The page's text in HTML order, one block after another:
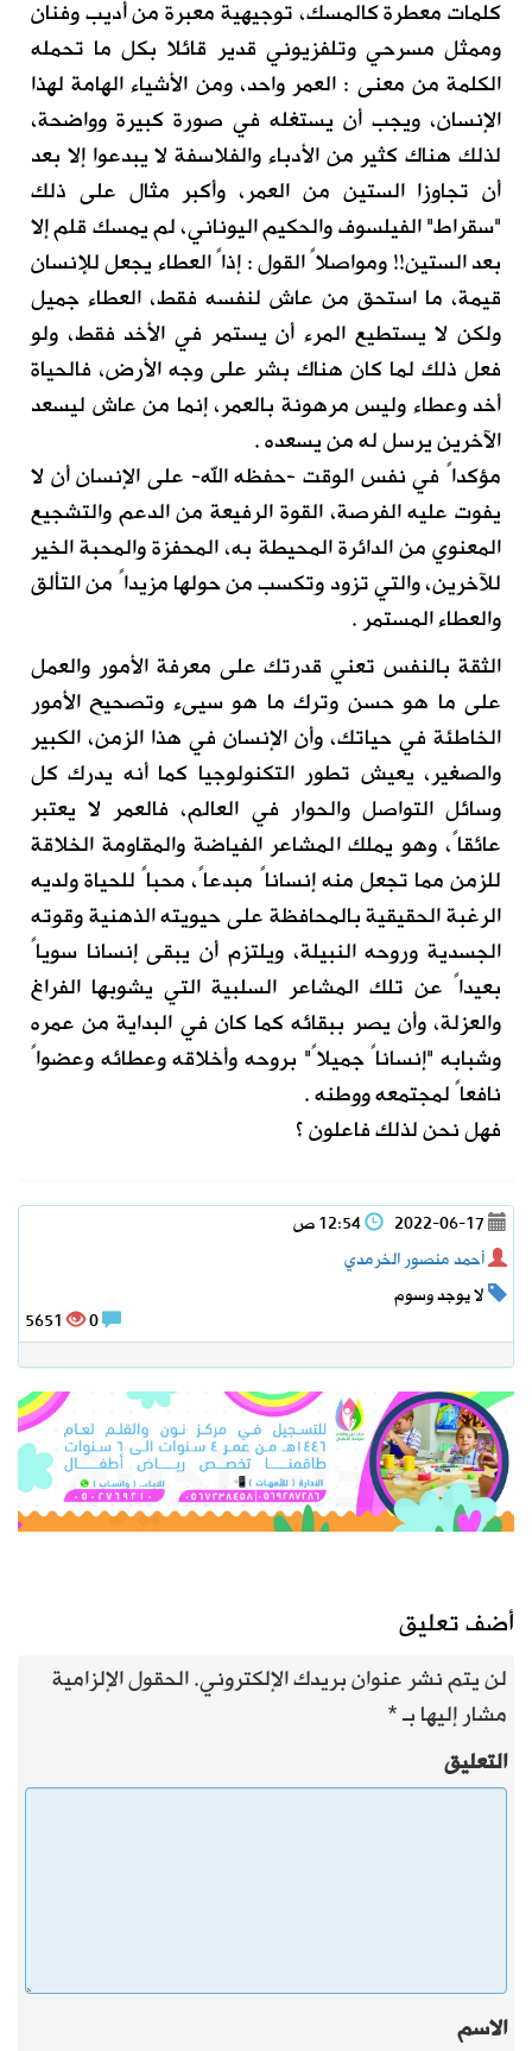
كلمات معطرة كالمسك، توجيهية معبرة من أديب وفنان
وممثل مسرحي وتلفزيوني قدير قائلا بكل ما تحمله
الكلمة من معنى : العمر واحد، ومن الأشياء الهامة لهذا
الإنسان، ويجب أن يستغله في صورة كبيرة وواضحة،
لذلك هناك كثير من الأدباء والفلاسفة لا يبدعوا إلا بعد
أن تجاوزا الستين من العمر، وأكبر مثال على ذلك
"سقراط" الفيلسوف والحكيم اليوناني، لم يمسك قلم إلا
بعد الستين!! ومواصلاً القول : إذاً العطاء يجعل للإنسان
قيمة، ما استحق من عاش لنفسه فقط، العطاء جميل
ولكن لا يستطيع المرء أن يستمر في الأخد فقط، ولو
فعل ذلك لما كان هناك بشر على وجه الأرض، فالحياة
أخد وعطاء وليس مرهونة بالعمر، إنما من عاش ليسعد
الآخرين يرسل له من يسعده .
مؤكداً في نفس الوقت -حفظه الله- على الإنسان أن لا
يفوت عليه الفرصة، القوة الرفيعة من الدعم والتشجيع
المعنوي من الدائرة المحيطة به، المحفزة والمحبة الخير
للآخرين، والتي تزود وتكسب من حولها مزيداً من التألق
والعطاء المستمر .
الثقة بالنفس تعني قدرتك على معرفة الأمور والعمل
على ما هو حسن وترك ما هو سيىء وتصحيح الأمور
الخاطئة في حياتك، وأن الإنسان في هذا الزمن، الكبير
والصغير، يعيش تطور التكنولوجيا كما أنه يدرك كل
وسائل التواصل والحوار في العالم، فالعمر لا يعتبر
عائقاً، وهو يملك المشاعر الفياضة والمقاومة الخلاقة
للزمن مما تجعل منه إنساناً مبدعاً، محباً للحياة ولديه
الرغبة الحقيقية بالمحافظة على حيويته الذهنية وقوته
الجسدية وروحه النبيلة، ويلتزم أن يبقى إنسانا سوياً
بعيداً عن تلك المشاعر السلبية التي يشوبها الفراغ
والعزلة، وأن يصر ببقائه كما كان في البداية من عمره
وشبابه "إنساناً جميلاً" بروحه وأخلاقه وعطائه وعضواً
نافعاً لمجتمعه ووطنه .
فهل نحن لذلك فاعلون ؟
2022-06-17
أحمد منصور الخرمدي
لا يوجد وسوم
5651
أضف تعليق
لن يتم نشر عنوان بريدك الإلكتروني.الحقول الإلزامية
مشار إليها بـ*
التعليق
الاسم